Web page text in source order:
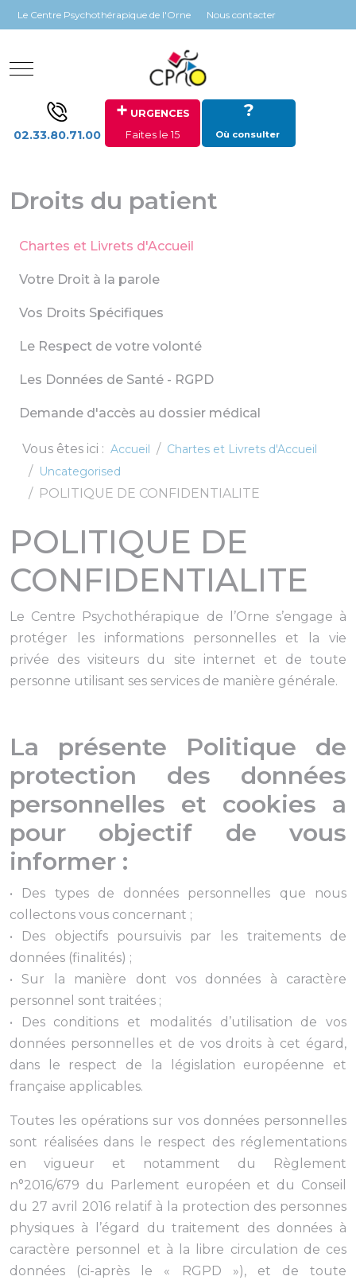
Panneau de gestion des cookies
Le Centre Psychothérapique de l'Orne Nous contacter
Mobile Menu Toggle
02.33.80.71.00
+ URGENCES
Faites le 15
?
Où consulter
Droits du patient
Chartes et Livrets d'Accueil
Votre Droit à la parole
Vos Droits Spécifiques
Le Respect de votre volonté
Les Données de Santé - RGPD
Demande d'accès au dossier médical
Vous êtes ici : Accueil
Chartes et Livrets d'Accueil
Uncategorised
POLITIQUE DE CONFIDENTIALITE
POLITIQUE DE
CONFIDENTIALITE
Le Centre Psychothérapique de l’Orne s’engage à
protéger les informations personnelles et la vie
privée des visiteurs du site internet et de toute
personne utilisant ses services de manière générale.
La présente Politique de
protection des données
personnelles et cookies a
pour objectif de vous
informer :
• Des types de données personnelles que nous
collectons vous concernant ;
• Des objectifs poursuivis par les traitements de
données (finalités) ;
• Sur la manière dont vos données à caractère
personnel sont traitées ;
• Des conditions et modalités d’utilisation de vos
données personnelles et de vos droits à cet égard,
dans le respect de la législation européenne et
française applicables.
Toutes les opérations sur vos données personnelles
sont réalisées dans le respect des réglementations
en vigueur et notamment du Règlement
n°2016/679 du Parlement européen et du Conseil
du 27 avril 2016 relatif à la protection des personnes
physiques à l’égard du traitement des données à
caractère personnel et à la libre circulation de ces
données (ci-après le « RGPD »), et de toute